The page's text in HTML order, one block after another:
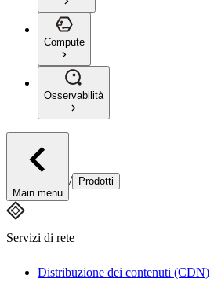
Compute
Osservabilità
Main menu
/ Prodotti
Servizi di rete
Distribuzione dei contenuti (CDN)